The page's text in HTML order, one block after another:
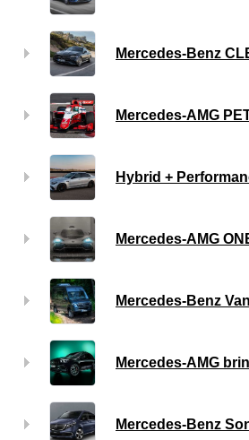
Mercedes-Benz
Mercedes-AMG
Hybrid +
Mercedes-AMG
Mercedes-Benz
Mercedes-AMG
Mercedes-Benz